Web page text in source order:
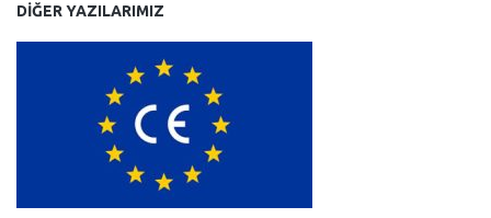
DIĞER YAZILARIMIZ